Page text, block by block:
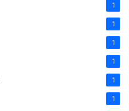
1
1
1
1
1
1